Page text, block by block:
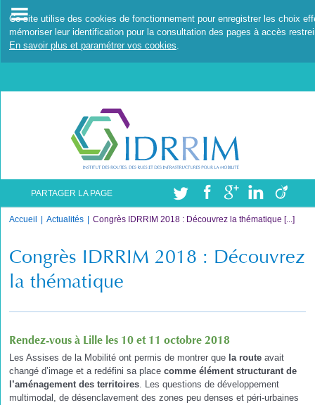
Ce site utilise des cookies de fonctionnement pour enregistrer les choix
mémoriser leur identification pour la consultation des pages à accès
En savoir plus et paramétrer vos cookies
PARTAGER LA PAGE
Accueil Actualités Congrès IDRRIM 2018 : Découvrez la thématique [...]
Congrès IDRRIM 2018 : Découvrez
la thématique
Rendez-vous à Lille les 10 et 11 octobre 2018
Les Assises de la Mobilité ont permis de montrer que la route avait
changé d’image et a redéfini sa place comme élément structurant de
l’aménagement des territoires. Les questions de développement
multimodal, de désenclavement des zones peu denses et péri-urbaines